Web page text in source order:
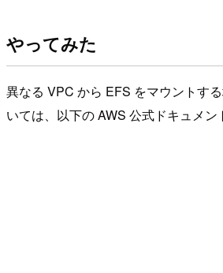
やってみた
異なる VPC から EFS をマウントす
いては、以下の AWS 公式ドキュメン